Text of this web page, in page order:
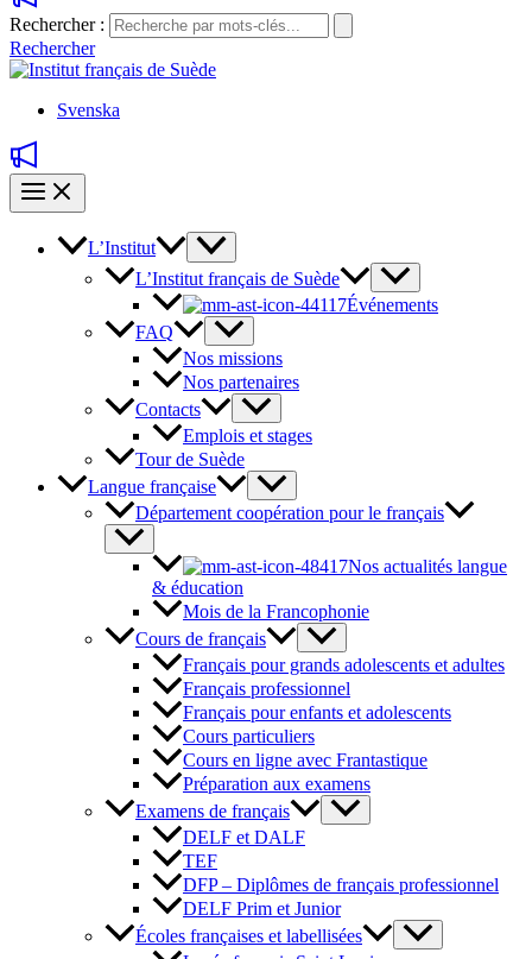
Rechercher :
Rechercher
Svenska
L’Institut
L’Institut français de Suède
Événements
FAQ
Nos missions
Nos partenaires
Contacts
Emplois et stages
Tour de Suède
Langue française
Département coopération pour le français
Nos actualités langue
& éducation
Mois de la Francophonie
Cours de français
Français pour grands adolescents et adultes
Français professionnel
Français pour enfants et adolescents
Cours particuliers
Cours en ligne avec Frantastique
Préparation aux examens
Examens de français
DELF et DALF
TEF
DFP – Diplômes de français professionnel
DELF Prim et Junior
Écoles françaises et labellisées